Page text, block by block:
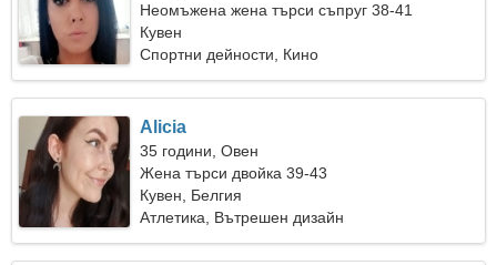
Неомъжена жена търси съпруг 38-41
Кувен
Спортни дейности, Кино
Alicia
35 години, Овен
Жена търси двойка 39-43
Кувен, Белгия
Атлетика, Вътрешен дизайн